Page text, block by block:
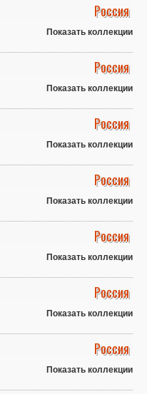
Россия
Показать коллекции
Россия
Показать коллекции
Россия
Показать коллекции
Россия
Показать коллекции
Россия
Показать коллекции
Россия
Показать коллекции
Россия
Показать коллекции